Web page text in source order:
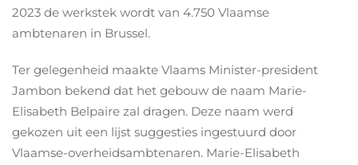
2023 de werkstek wordt van 4.750 Vlaamse
ambtenaren in Brussel.
Ter gelegenheid maakte Vlaams Minister-president
Jambon bekend dat het gebouw de naam Marie-
Elisabeth Belpaire zal dragen. Deze naam werd
gekozen uit een lijst suggesties ingestuurd door
Vlaamse-overheidsambtenaren. Marie-Elisabeth